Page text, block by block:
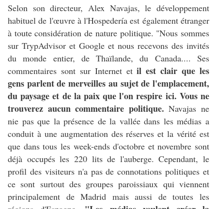
Selon son directeur, Alex Navajas, le développement
habituel de l'œuvre à l'Hospedería est également étranger
à toute considération de nature politique. "Nous sommes
sur TrypAdvisor et Google et nous recevons des invités
du monde entier, de Thaïlande, du Canada.... Ses
commentaires sont sur Internet etil est clair que les
gens parlent de merveilles au sujet de l'emplacement,
du paysage et de la paix que l'on respire ici. Vous ne
trouverez aucun commentaire politique. Navajas ne
nie pas que la présence de la vallée dans les médias a
conduit à une augmentation des réserves et la vérité est
que dans tous les week-ends d'octobre et novembre sont
déjà occupés les 220 lits de l'auberge. Cependant, le
profil des visiteurs n'a pas de connotations politiques et
ce sont surtout des groupes paroissiaux qui viennent
principalement de Madrid mais aussi de toutes les